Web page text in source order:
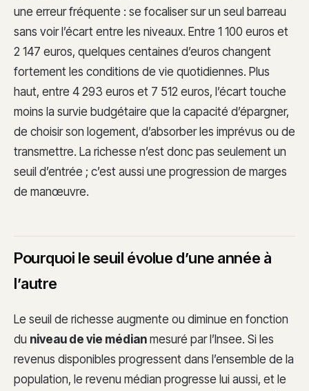
une erreur fréquente : se focaliser sur un seul barreau
sans voir l’écart entre les niveaux. Entre 1 100 euros et
2 147 euros, quelques centaines d’euros changent
fortement les conditions de vie quotidiennes. Plus
haut, entre 4 293 euros et 7 512 euros, l’écart touche
moins la survie budgétaire que la capacité d’épargner,
de choisir son logement, d’absorber les imprévus ou de
transmettre. La richesse n’est donc pas seulement un
seuil d’entrée ; c’est aussi une progression de marges
de manœuvre.
Pourquoi le seuil évolue d’une année à
l’autre
Le seuil de richesse augmente ou diminue en fonction
du niveau de vie médian mesuré par l’Insee. Si les
revenus disponibles progressent dans l’ensemble de la
population, le revenu médian progresse lui aussi, et le